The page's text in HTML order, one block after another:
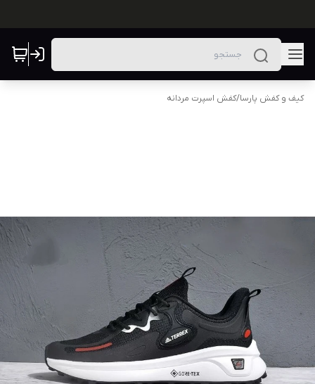
کیف و کفش پارسا/کفش اسپرت مردانه